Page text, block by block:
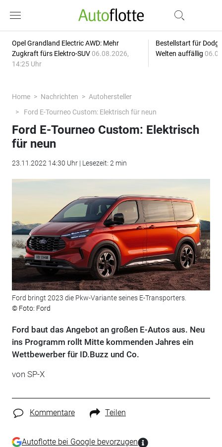
Opel Grandland Electric AWD: Mehr
Zugkraft fürs Elektro-SUV 06.08.2026,
14:25 Uhr
Bestellstart für
Welten auffällig
Home Nachrichten
Autohersteller
Ford E-Tourneo Custom: Elektrisch für neun
Ford E-Tourneo Custom: Elektrisch
für neun
23.11.2022 14:30 Uhr | Lesezeit: 2 min
Ford bringt 2023 die Pkw-Variante seines E-Transporters.
© Foto: Ford
Ford baut das Angebot an großen E-Autos aus. Neu
ins Programm rollt Mitte kommenden Jahres ein
Wettbewerber für ID.Buzz und Co.
von SP-X
Kommentare Teilen
Autoflotte bei Google bevorzugen